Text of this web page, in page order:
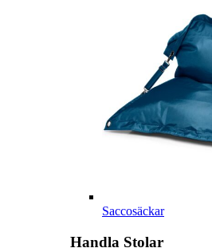
Saccosäckar
Handla Stolar